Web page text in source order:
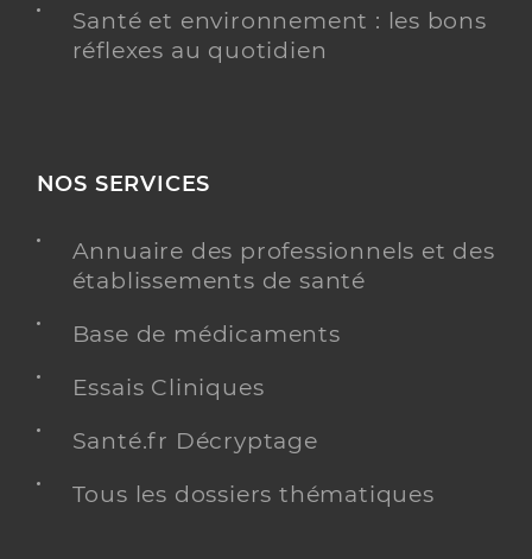
Santé et environnement : les bons
réflexes au quotidien
NOS SERVICES
Annuaire des professionnels et des
établissements de santé
Base de médicaments
Essais Cliniques
Santé.fr Décryptage
Tous les dossiers thématiques